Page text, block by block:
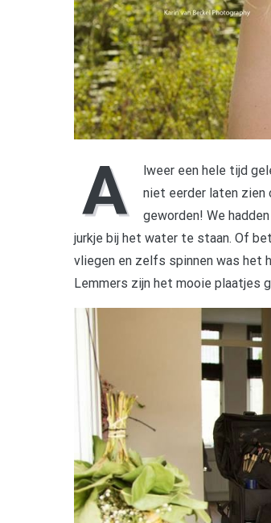
A
lweer een hele tijd
niet eerder laten zien
geworden! We
jurkje bij het water te staan. Of
vliegen en zelfs spinnen was het
Lemmers zijn het mooie plaatjes